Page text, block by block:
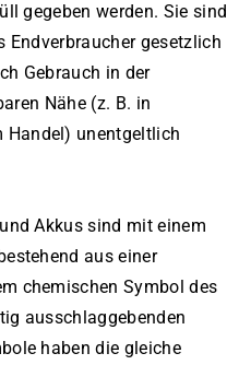
gegeben werden. Sie sind
Endverbraucher gesetzlich
Gebrauch in der
Nähe (z. B. in
Handel) unentgeltlich
Akkus sind mit einem
aus einer
chemischen Symbol des
ausschlaggebenden
haben die gleiche